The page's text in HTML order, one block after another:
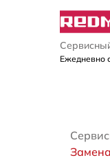
Ежедневно